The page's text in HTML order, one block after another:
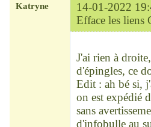
Katryne 14-01-2022
Efface les liens
J'ai rien à
d'épingles, ce
Edit : ah bé si,
on est expédié
sans
d'infobulle au